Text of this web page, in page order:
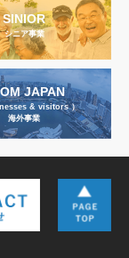
SINIOR
シニア事業
JAPAN
& visitors ）
海外事業